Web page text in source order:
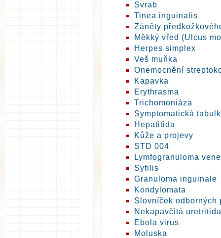
Svrab
Tinea inguinalis
Záněty
Měkký vřed (Ulcus
Herpes simplex
Veš muňka
Onemocnění
Kapavka
Erythrasma
Trichomoniáza
Symptomatická
Hepatitida
Kůže a projevy
STD 004
Lymfogranuloma
Syfilis
Granuloma inguinale
Kondylomata
Slovníček odborných
Nekapavčitá uretritida
Ebola virus
Moluska